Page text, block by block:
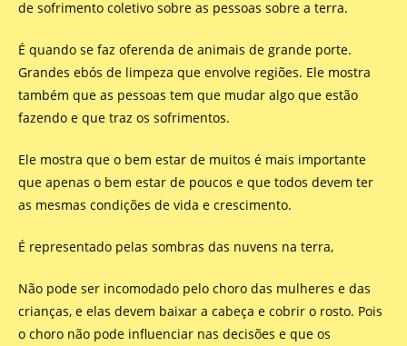
de sofrimento coletivo sobre as pessoas sobre a terra.
É quando se faz oferenda de animais de grande porte.
Grandes ebós de limpeza que envolve regiões. Ele mostra
também que as pessoas tem que mudar algo que estão
fazendo e que traz os sofrimentos.
Ele mostra que o bem estar de muitos é mais importante
que apenas o bem estar de poucos e que todos devem ter
as mesmas condições de vida e crescimento.
É representado pelas sombras das nuvens na terra,
Não pode ser incomodado pelo choro das mulheres e das
crianças, e elas devem baixar a cabeça e cobrir o rosto. Pois
o choro não pode influenciar nas decisões e que os